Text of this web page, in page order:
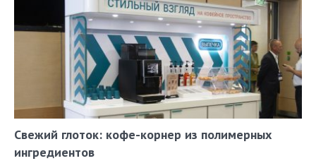
Свежий глоток: кофе-корнер из полимерных
ингредиентов